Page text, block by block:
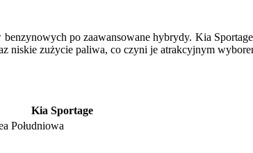
po zaawansowane hybrydy. Kia
niskie zużycie paliwa, co czyni je atrakcyjnym
Kia Sportage
Południowa